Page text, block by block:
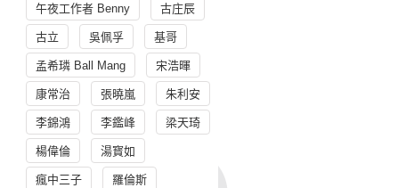
午夜工作者 Benny 古庄辰
古立 吳佩孚 基哥
孟希璘 Ball Mang 宋浩暉
康常治 張曉嵐 朱利安
李錦鴻 李鑑峰 梁天琦
楊偉倫 湯寳如
瘋中三子 羅倫斯